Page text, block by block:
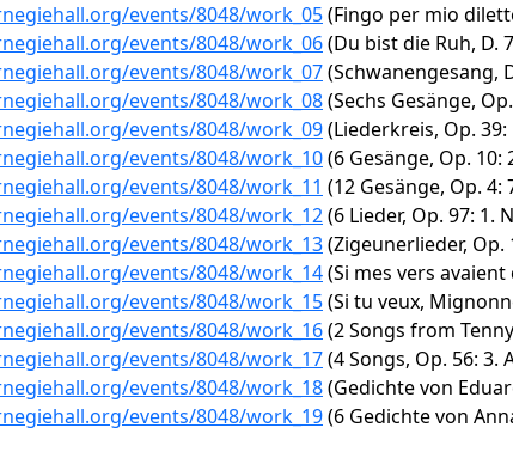
events/8048/work_05(Fingo per mio
events/8048/work_06(Du bist die Ruh, D.
events/8048/work_07(Schwanengesang,
events/8048/work_08(Sechs Gesänge,
events/8048/work_09(Liederkreis, Op.
events/8048/work_10(6 Gesänge, Op. 10:
events/8048/work_11 (12 Gesänge, Op.
events/8048/work_12(6 Lieder, Op. 97: 1.
events/8048/work_13(Zigeunerlieder, Op.
events/8048/work_14(Si mes vers avaient
events/8048/work_15(Si tu veux,
events/8048/work_16(2 Songs from
events/8048/work_17(4 Songs, Op. 56: 3.
events/8048/work_18(Gedichte von
events/8048/work_19(6 Gedichte von